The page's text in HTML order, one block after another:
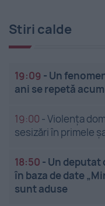
Stiri calde
19:09 - Un
ani se repetă
19:00 -Violența
sesizări în primele
18:50 - Un deputat
în baza de date
sunt aduse